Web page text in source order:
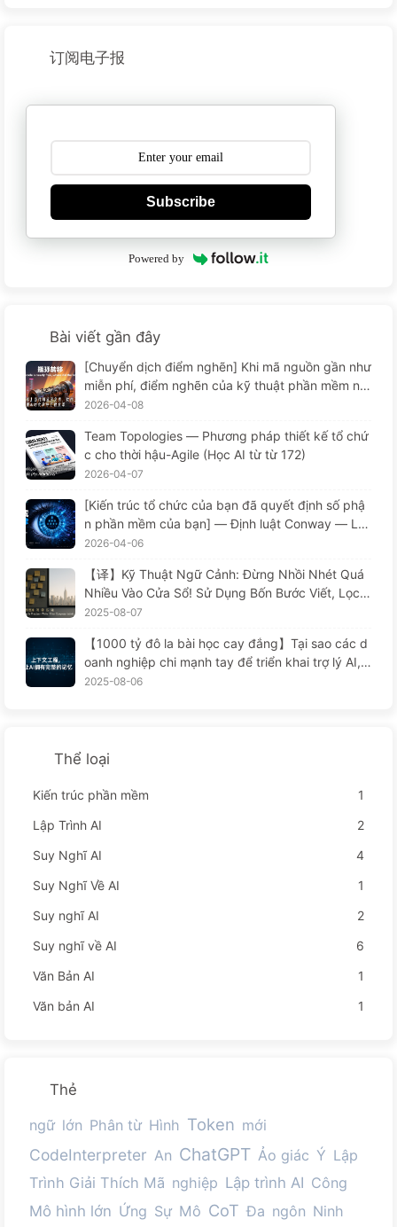
订阅电子报
Subscribe
Powered by
Bài viết gần đây
[Chuyển dịch điểm nghẽn] Khi mã nguồn gần như
miễn phí, điểm nghẽn của kỹ thuật phần mềm nằ
m ở đâu? Sự thay đổi trong kỹ thuật phần mềm t
2026-04-08
Team Topologies — Phương pháp thiết kế tổ chứ
c cho thời hậu-Agile (Học AI từ từ 172)
2026-04-07
[Kiến trúc tổ chức của bạn đã quyết định số phậ
n phần mềm của bạn] — Định luật Conway — Lu
ật quản lý bị đánh giá thấp suốt 56 năm Sự thay
AI171
2026-04-06
【译】Kỹ Thuật Ngữ Cảnh: Đừng Nhồi Nhét Quá
Nhiều Vào Cửa Sổ! Sử Dụng Bốn Bước Viết, Lọc,
Nén Và Tách Rời, Cảnh Giác Với Sự Can Thiệp Gâ
Học AI 170
2025-08-07
【1000 tỷ đô la bài học cay đắng】Tại sao các d
oanh nghiệp chi mạnh tay để triển khai trợ lý AI, n
hưng lại "quên" vào những lúc then chốt, khiến đ
2025-08-06
Thể loại
Kiến trúc phần mềm
1
Lập Trình AI
2
Suy Nghĩ AI
4
Suy Nghĩ Về AI
1
Suy nghĩ AI
2
Suy nghĩ về AI
6
Văn Bản AI
1
Văn bản AI
1
Thẻ
ngữ lớn Phân từ Hình Token mới
CodeInterpreter An ChatGPT Ảo giác Ý Lập
Trình Giải Thích Mã nghiệp Lập trình AI Công
Mô hình lớn Ứng Sự Mô CoT Đa ngôn Ninh